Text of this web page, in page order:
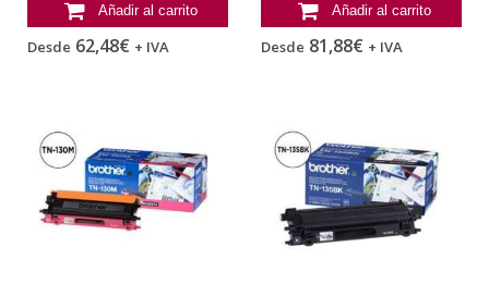
Añadir al carrito
Desde 62,48€ + IVA
Añadir al carrito
Desde 81,88€ + IVA